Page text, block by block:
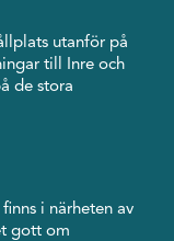
utanför på
till Inre och
de stora
i närheten av
gott om